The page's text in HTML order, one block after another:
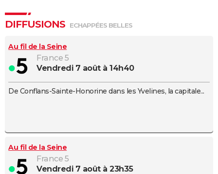
PHOTO
BONS PLANS
CARTE DE VOEUX
Carte de Noël
Carte Bonne année
Carte Saint-Valentin
Carte Pâques
Carte d'anniversaire
DICTIONNAIRE
S'inscrire
Se connecter
Lycées
Collèges
Primaires
Universités
Entreprises
Service militaire
Avis de recherche
AVIS DE DÉCÈS
FORUM
DIFFUSIONS ECHAPPÉES BELLES
Au fil de la Seine
France 5
vendredi 7 août à 14h40
De Conflans-Sainte-Honorine dans les Yvelines, la capitale...
Au fil de la Seine
France 5
vendredi 7 août à 23h35